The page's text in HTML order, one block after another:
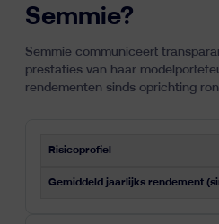
Semmie?
Semmie communiceert
prestaties van haar
rendementen sinds oprichting
Risicoprofiel
Gemiddeld jaarlijks rendement